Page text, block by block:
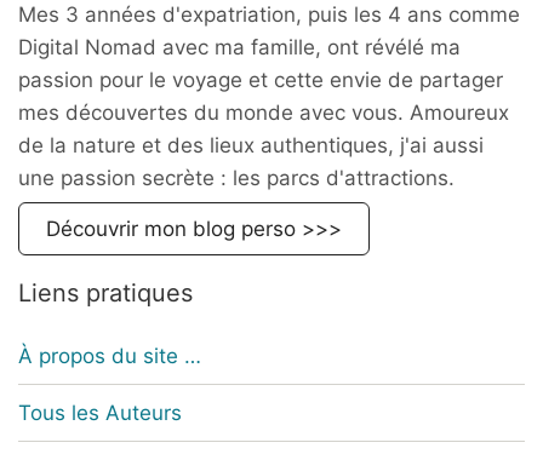
Mes 3 années d'expatriation, puis les 4 ans comme
Digital Nomad avec ma famille, ont révélé ma
passion pour le voyage et cette envie de partager
mes découvertes du monde avec vous. Amoureux
de la nature et des lieux authentiques, j'ai aussi
une passion secrète : les parcs d'attractions.
Découvrir mon blog perso >>>
Liens pratiques
À propos du site …
Tous les Auteurs